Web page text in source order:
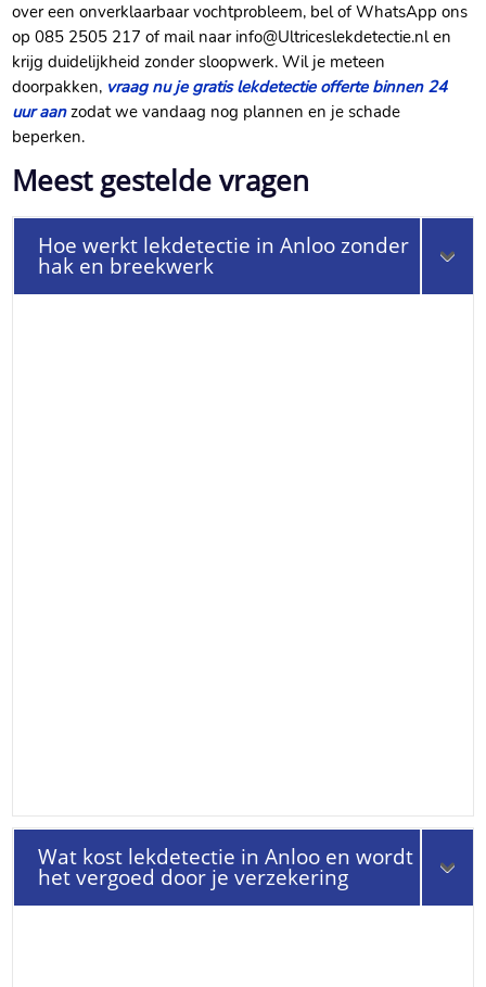
over een onverklaarbaar vochtprobleem, bel of WhatsApp ons
op 085 2505 217 of mail naar info@Ultriceslekdetectie.nl en
krijg duidelijkheid zonder sloopwerk. Wil je meteen
doorpakken, vraag nu je gratis lekdetectie offerte binnen 24
uur aanzodat we vandaag nog plannen en je schade
beperken.
Meest gestelde vragen
Hoe werkt lekdetectie in Anloo zonder
hak en breekwerk
Wat kost lekdetectie in Anloo en wordt
het vergoed door je verzekering